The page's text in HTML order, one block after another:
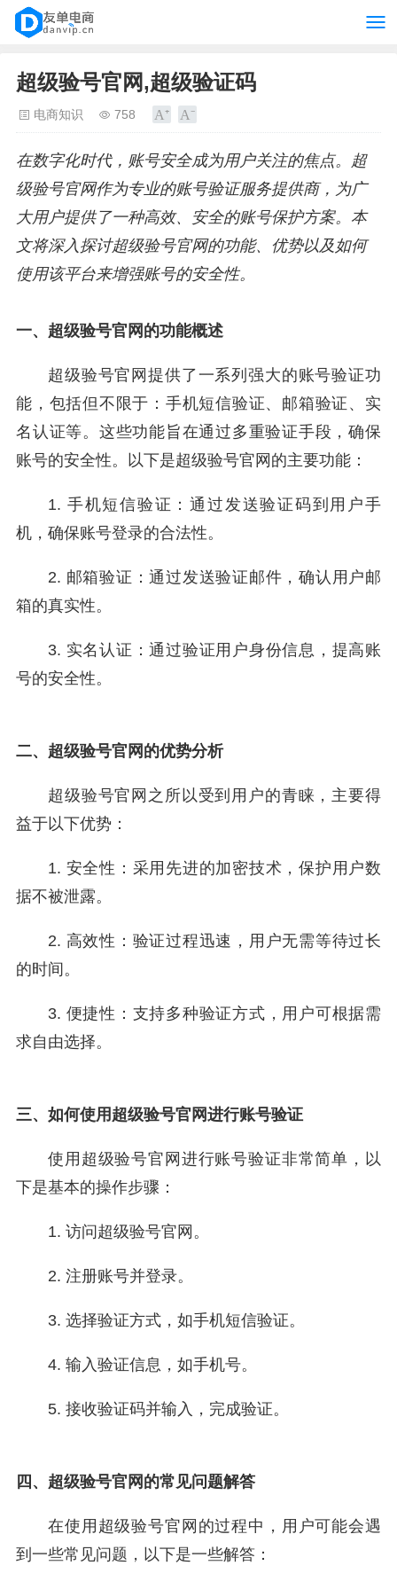
超级验号官网,超级验证码
电商知识 758
在数字化时代，账号安全成为用户关注的焦点。超
级验号官网作为专业的账号验证服务提供商，为广
大用户提供了一种高效、安全的账号保护方案。本
文将深入探讨超级验号官网的功能、优势以及如何
使用该平台来增强账号的安全性。
一、超级验号官网的功能概述
超级验号官网提供了一系列强大的账号验证功
能，包括但不限于：手机短信验证、邮箱验证、实
名认证等。这些功能旨在通过多重验证手段，确保
账号的安全性。以下是超级验号官网的主要功能：
1. 手机短信验证：通过发送验证码到用户手
机，确保账号登录的合法性。
2. 邮箱验证：通过发送验证邮件，确认用户邮
箱的真实性。
3. 实名认证：通过验证用户身份信息，提高账
号的安全性。
二、超级验号官网的优势分析
超级验号官网之所以受到用户的青睐，主要得
益于以下优势：
1. 安全性：采用先进的加密技术，保护用户数
据不被泄露。
2. 高效性：验证过程迅速，用户无需等待过长
的时间。
3. 便捷性：支持多种验证方式，用户可根据需
求自由选择。
三、如何使用超级验号官网进行账号验证
使用超级验号官网进行账号验证非常简单，以
下是基本的操作步骤：
1. 访问超级验号官网。
2. 注册账号并登录。
3. 选择验证方式，如手机短信验证。
4. 输入验证信息，如手机号。
5. 接收验证码并输入，完成验证。
四、超级验号官网的常见问题解答
在使用超级验号官网的过程中，用户可能会遇
到一些常见问题，以下是一些解答：